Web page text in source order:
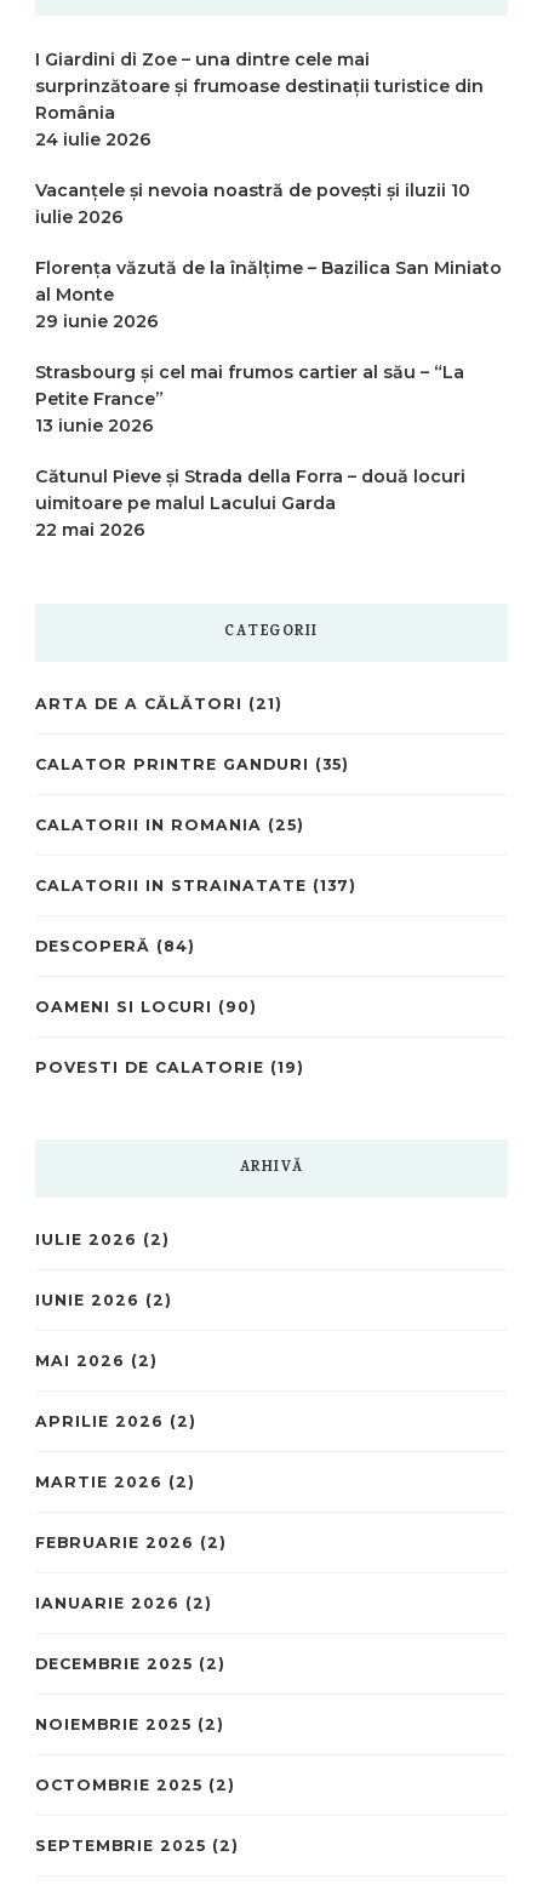
I Giardini di Zoe – una dintre cele mai
surprinzătoare și frumoase destinații turistice din
România
24 iulie 2026
Vacanțele și nevoia noastră de povești și iluzii 10
iulie 2026
Florența văzută de la înălțime – Bazilica San Miniato
al Monte
29 iunie 2026
Strasbourg și cel mai frumos cartier al său – “La
Petite France”
13 iunie 2026
Cătunul Pieve și Strada della Forra – două locuri
uimitoare pe malul Lacului Garda
22 mai 2026
CATEGORII
ARTA DE A CĂLĂTORI (21)
CALATOR PRINTRE GANDURI (35)
CALATORII IN ROMANIA (25)
CALATORII IN STRAINATATE (137)
DESCOPERĂ (84)
OAMENI SI LOCURI (90)
POVESTI DE CALATORIE (19)
ARHIVĂ
IULIE 2026 (2)
IUNIE 2026 (2)
MAI 2026 (2)
APRILIE 2026 (2)
MARTIE 2026 (2)
FEBRUARIE 2026 (2)
IANUARIE 2026 (2)
DECEMBRIE 2025 (2)
NOIEMBRIE 2025 (2)
OCTOMBRIE 2025 (2)
SEPTEMBRIE 2025 (2)